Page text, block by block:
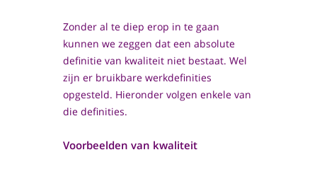
Zonder al te diep erop in te gaan
kunnen we zeggen dat een absolute
definitie van kwaliteit niet bestaat. Wel
zijn er bruikbare werkdefinities
opgesteld. Hieronder volgen enkele van
die definities.
Voorbeelden van kwaliteit